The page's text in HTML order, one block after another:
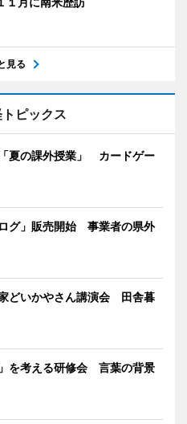
見る
ピックス
夏の課外授業」 カードゲー
グ」販売開始 事業者の県外
どいかやさん講演会 田舎暮
を考える研修会 言葉の背景